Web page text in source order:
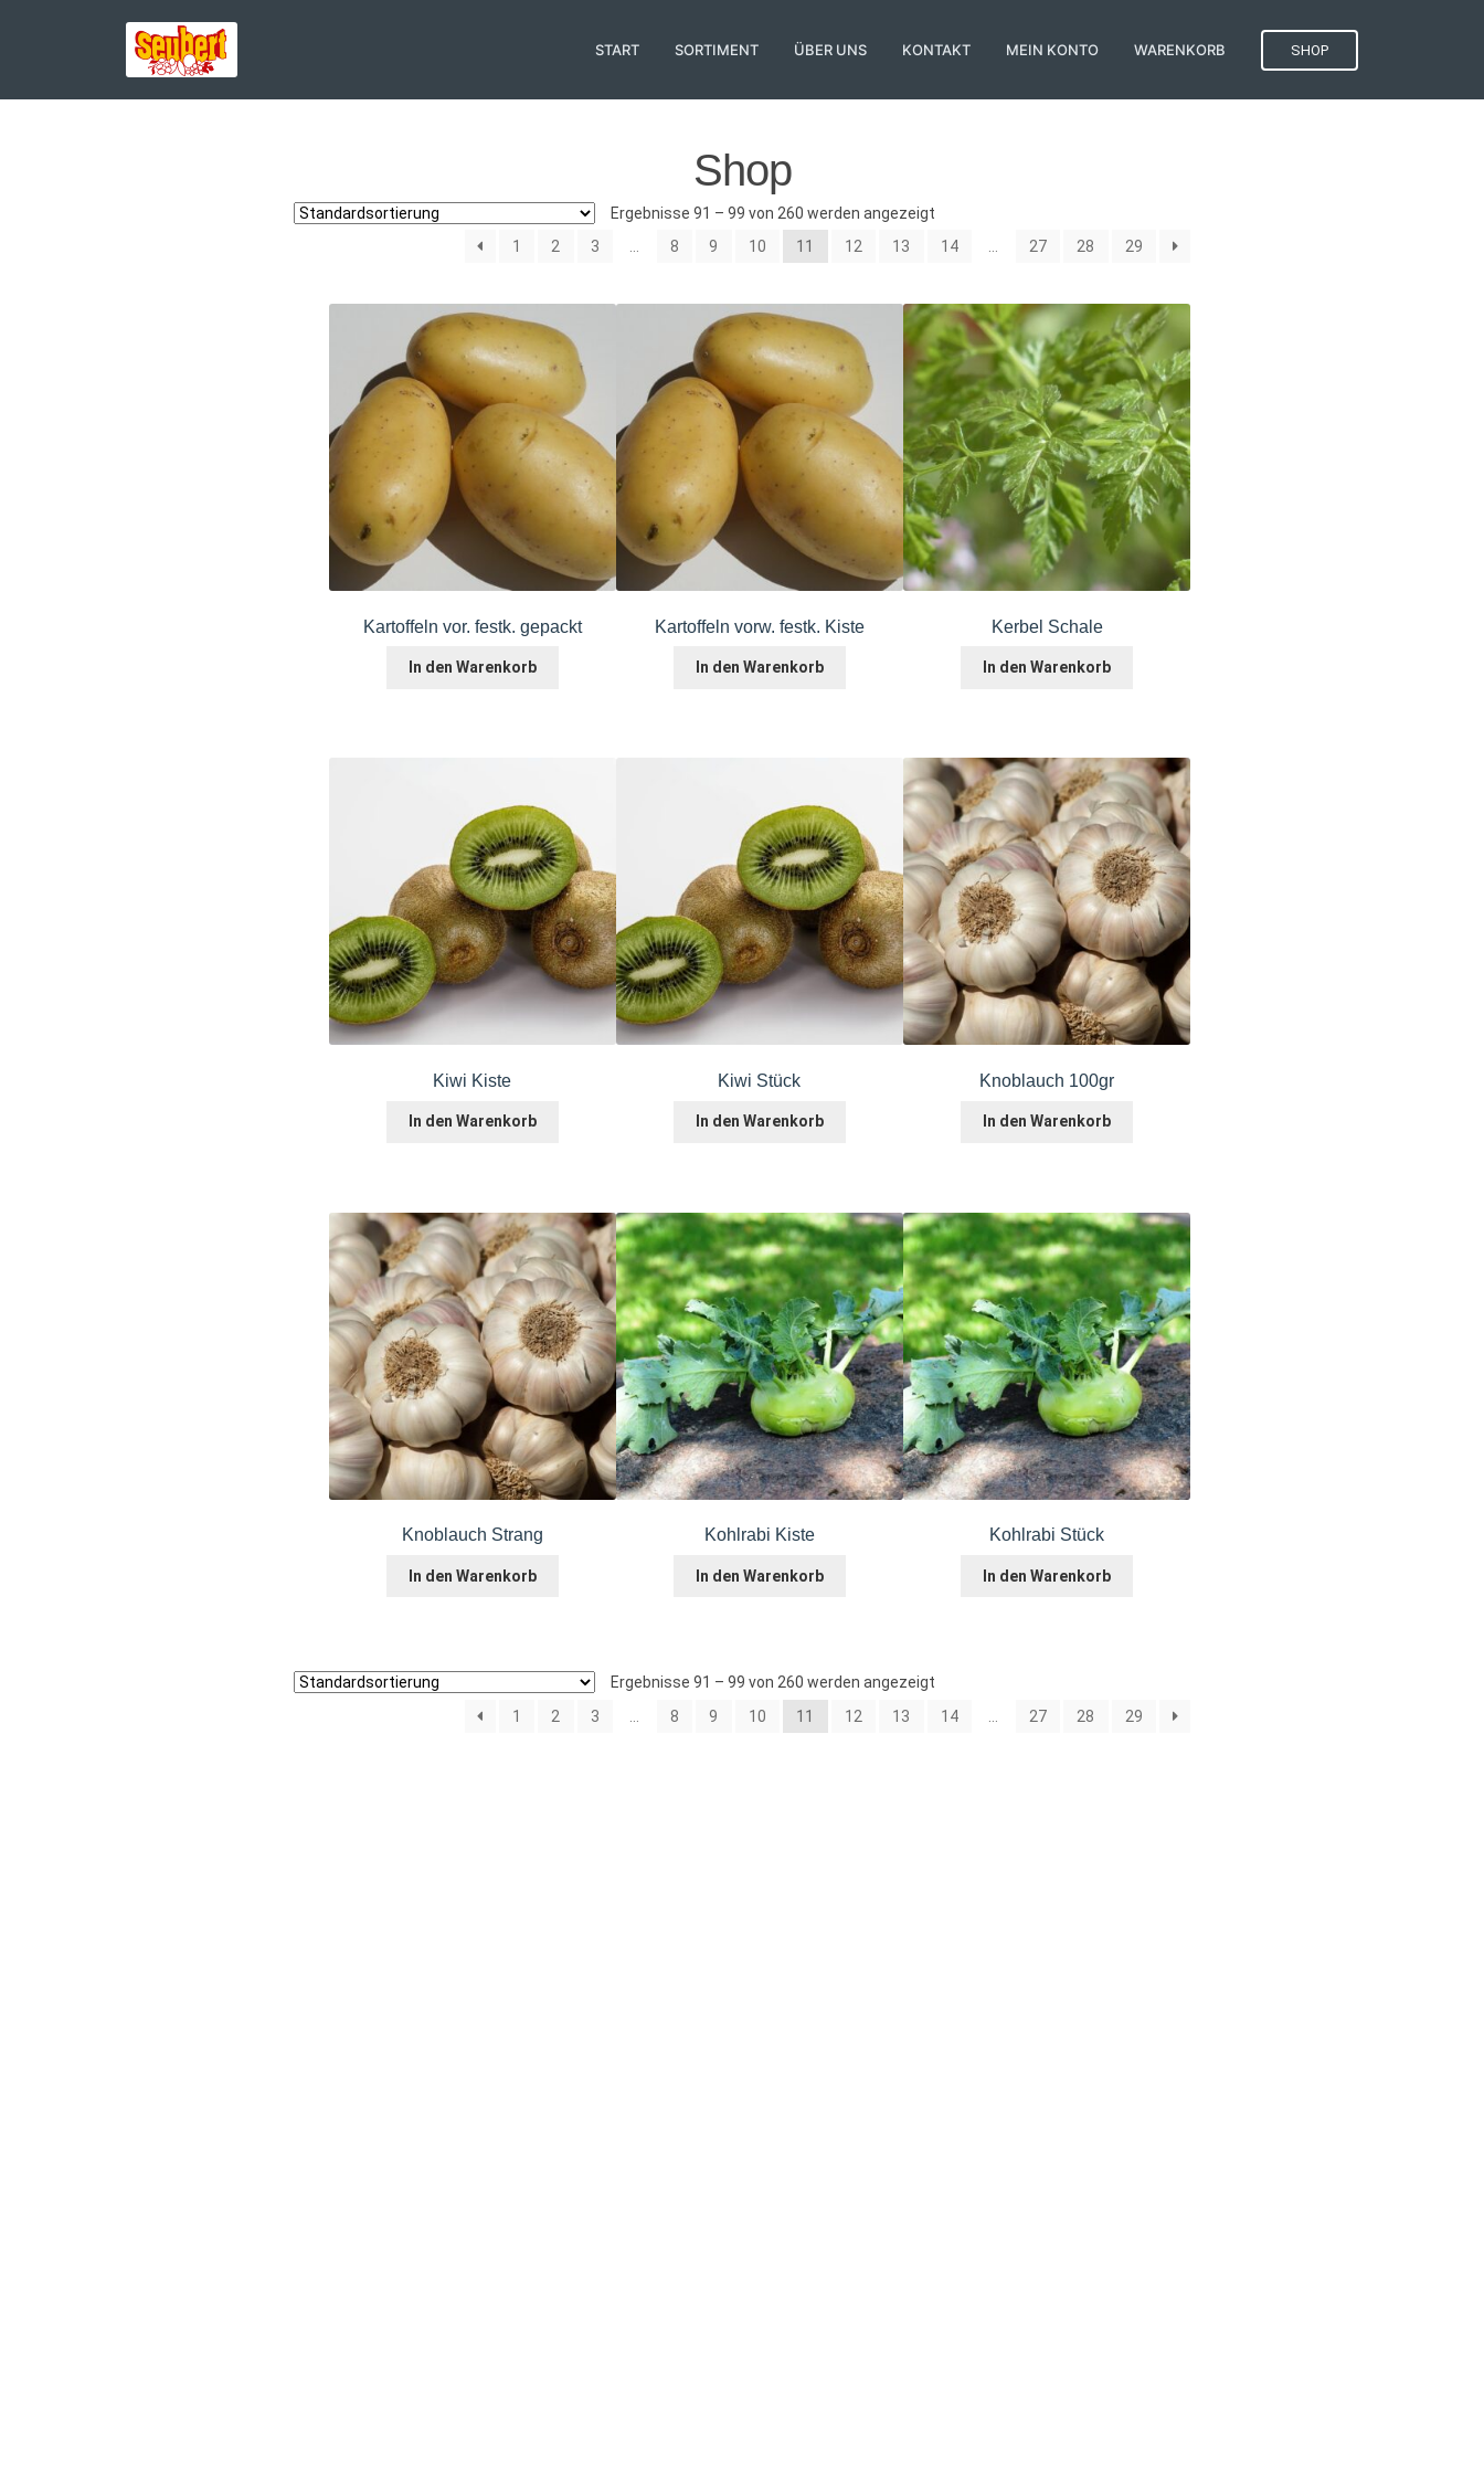
START SORTIMENT ÜBER UNS KONTAKT MEIN KONTO WARENKORB SHOP
Shop
Ergebnisse 91 – 99 von 260 werden angezeigt
1
2 3 8 9 10 11 12 13 14 27 28 29
Kartoffeln vor. festk. gepackt
In den Warenkorb
Kartoffeln vorw. festk. Kiste
In den Warenkorb
Kerbel Schale
In den Warenkorb
Kiwi Kiste
In den Warenkorb
Kiwi Stück
In den Warenkorb
Knoblauch 100gr
In den Warenkorb
Knoblauch Strang
In den Warenkorb
Kohlrabi Kiste
In den Warenkorb
Kohlrabi Stück
In den Warenkorb
Ergebnisse 91 – 99 von 260 werden angezeigt
1
2 3 8 9 10 11 12 13 14 27 28 29